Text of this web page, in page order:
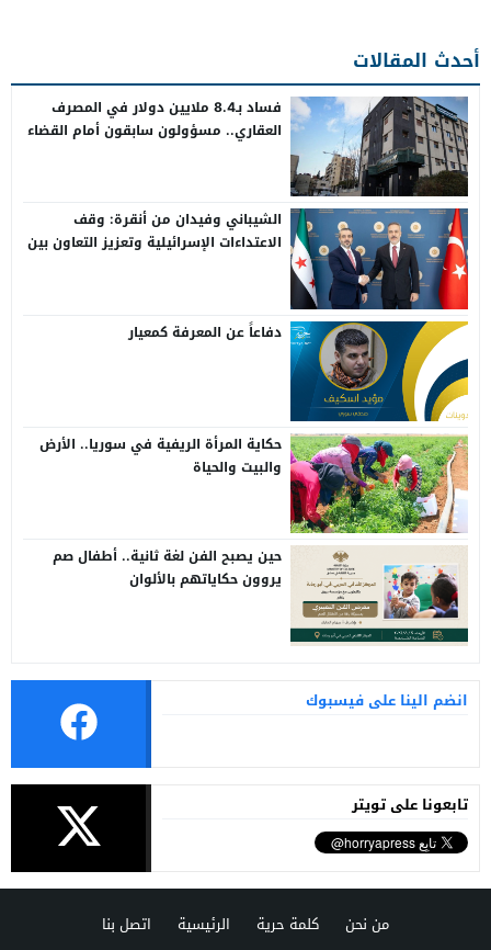
أحدث المقالات
فساد بـ8.4 ملايين دولار في المصرف
العقاري.. مسؤولون سابقون أمام القضاء
الشيباني وفيدان من أنقرة: وقف
الاعتداءات الإسرائيلية وتعزيز التعاون بين
دفاعاً عن المعرفة كمعيار
حكاية المرأة الريفية في سوريا.. الأرض
والبيت والحياة
حين يصبح الفن لغة ثانية.. أطفال صم
يروون حكاياتهم بالألوان
انضم الينا على فيسبوك
تابعونا على تويتر
من نحن كلمة حرية الرئيسية اتصل بنا